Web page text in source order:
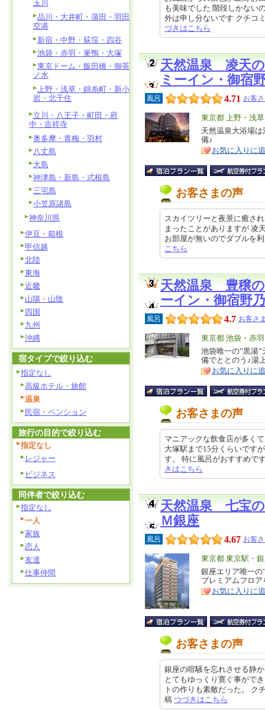
も美味でした 階段しかない
外は申し分ないです クチ
づきはこちら
天然温泉 凌天
ミーイン・御宿
風呂 4.71 お客
エ
リ
ア
東京都 上野・浅
特
徴
天然温泉大浴場
備♪
お気に入りに
お客さまの声
スカイツリーと夜景に癒さ
まったことがありますが 凌
お部屋が無いのでダブルを
こちら
天然温泉 豊穣
ーイン・御宿野
風呂 4.7 お客さ
エ
リ
ア
東京都 池袋・赤
特
徴
池袋唯一の”黒湯
備でととのう♪湯
お気に入りに
お客さまの声
マニアックな飲食店が多く
大塚駅まで15分くらいです
す。 特に風呂がおすすめ
きはこちら
天然温泉 七宝
Ｍ銀座
風呂 4.67 お客
エ
リ
ア
東京都 東京駅・
特
徴
銀座エリア唯一
プレミアムフロ
お気に入りに
お客さまの声
銀座の喧騒を忘れさせる静
とてもゆっくり寛ぐ事がで
トの作りも素敵だった。
稿 つづきはこちら
玉川
品川・大井町・蒲田・羽田
空港
新宿・中野・荻窪・四谷
池袋・赤羽・巣鴨・大塚
東京ドーム・飯田橋・御茶
ノ水
上野・浅草・錦糸町・新小
岩・北千住
立川・八王子・町田・府
中・吉祥寺
奥多摩・青梅・羽村
八丈島
大島
神津島・新島・式根島
三宅島
小笠原諸島
神奈川県
伊豆・箱根
甲信越
北陸
東海
近畿
山陽・山陰
四国
九州
沖縄
宿タイプで絞り込む
指定なし
高級ホテル・旅館
温泉
民宿・ペンション
旅行の目的で絞り込む
指定なし
レジャー
ビジネス
同伴者で絞り込む
指定なし
一人
家族
恋人
友達
仕事仲間